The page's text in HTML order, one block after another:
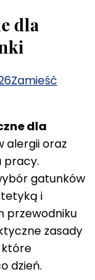
dla
Zamieść
dla
alergii oraz
pracy.
gatunków
i
przewodniku
zasady
które
dzień.